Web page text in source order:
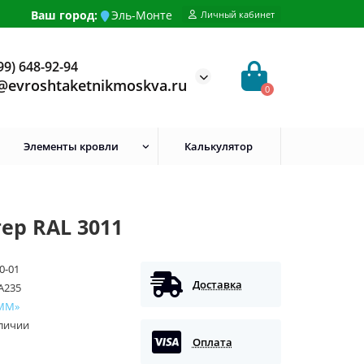
Ваш город: Эль-Монте Личный кабинет
648-92-94
0
Элементы кровли Калькулятор
RAL 3011
01
Доставка
Оплата